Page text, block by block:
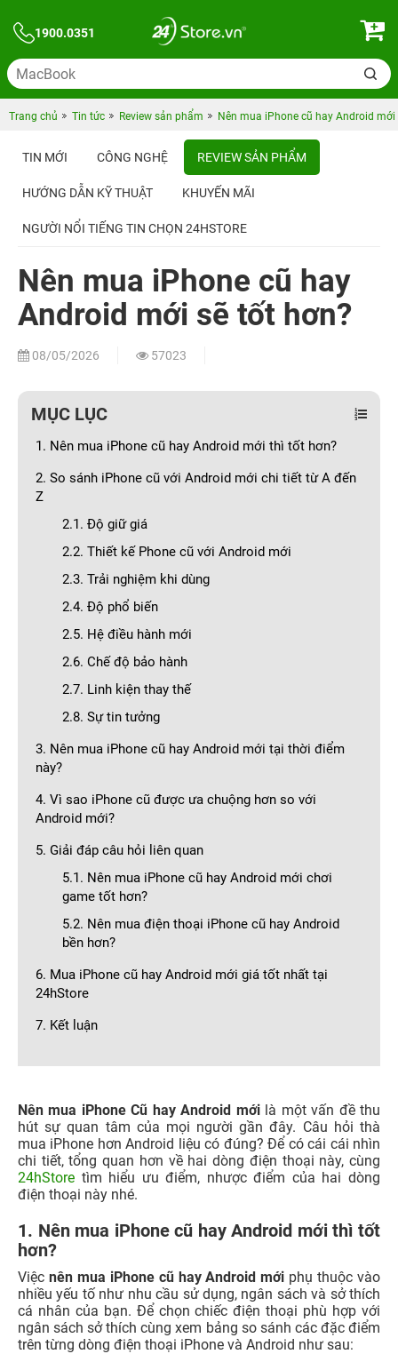
1900.0351
Trang chủ Tin tức Review sản phẩm Nên mua iPhone cũ hay Android mới
TIN MỚI CÔNG NGHỆ REVIEW SẢN PHẨM
HƯỚNG DẪN KỸ THUẬT KHUYẾN MÃI
NGƯỜI NỔI TIẾNG TIN CHỌN 24HSTORE
Nên mua iPhone cũ hay
Android mới sẽ tốt hơn?
08/05/2026 57023
MỤC LỤC
1. Nên mua iPhone cũ hay Android mới thì tốt hơn?
2. So sánh iPhone cũ với Android mới chi tiết từ A đến
Z
2.1. Độ giữ giá
2.2. Thiết kế Phone cũ với Android mới
2.3. Trải nghiệm khi dùng
2.4. Độ phổ biến
2.5. Hệ điều hành mới
2.6. Chế độ bảo hành
2.7. Linh kiện thay thế
2.8. Sự tin tưởng
3. Nên mua iPhone cũ hay Android mới tại thời điểm
này?
4. Vì sao iPhone cũ được ưa chuộng hơn so với
Android mới?
5. Giải đáp câu hỏi liên quan
5.1. Nên mua iPhone cũ hay Android mới chơi
game tốt hơn?
5.2. Nên mua điện thoại iPhone cũ hay Android
bền hơn?
6. Mua iPhone cũ hay Android mới giá tốt nhất tại
24hStore
7. Kết luận
Nên mua iPhone Cũ hay Android mớilà một vấn đề thu
hút sự quan tâm của mọi người gần đây. Câu hỏi thà
mua iPhone hơn Android liệu có đúng? Để có cái cái nhìn
chi tiết, tổng quan hơn về hai dòng điện thoại này, cùng
24hStore tìm hiểu ưu điểm, nhược điểm của hai dòng
điện thoại này nhé.
1. Nên mua iPhone cũ hay Android mới thì tốt
hơn?
Việc nên mua iPhone cũ hay Android mới phụ thuộc vào
nhiều yếu tố như nhu cầu sử dụng, ngân sách và sở thích
cá nhân của bạn. Để chọn chiếc điện thoại phù hợp với
ngân sách sở thích cùng xem bảng so sánh các đặc điểm
trên từng dòng điện thoại iPhone và Android như sau: